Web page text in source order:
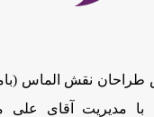
نقش الماس
با مدیریت آقای علی